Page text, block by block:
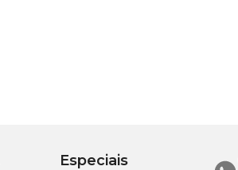
Especiais